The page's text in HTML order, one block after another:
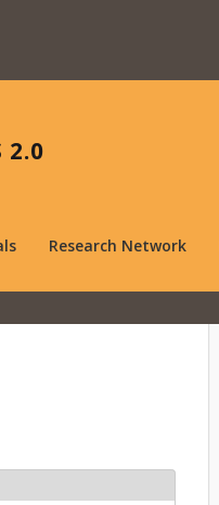
2.0
Research Network